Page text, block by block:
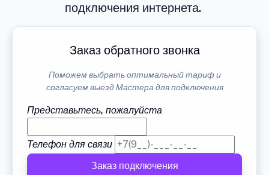
подключения интернета.
Заказ обратного звонка
Поможем выбрать оптимальный тариф и
согласуем выезд Мастера для подключения
Представьтесь, пожалуйста
Телефон для связи
Заказ подключения